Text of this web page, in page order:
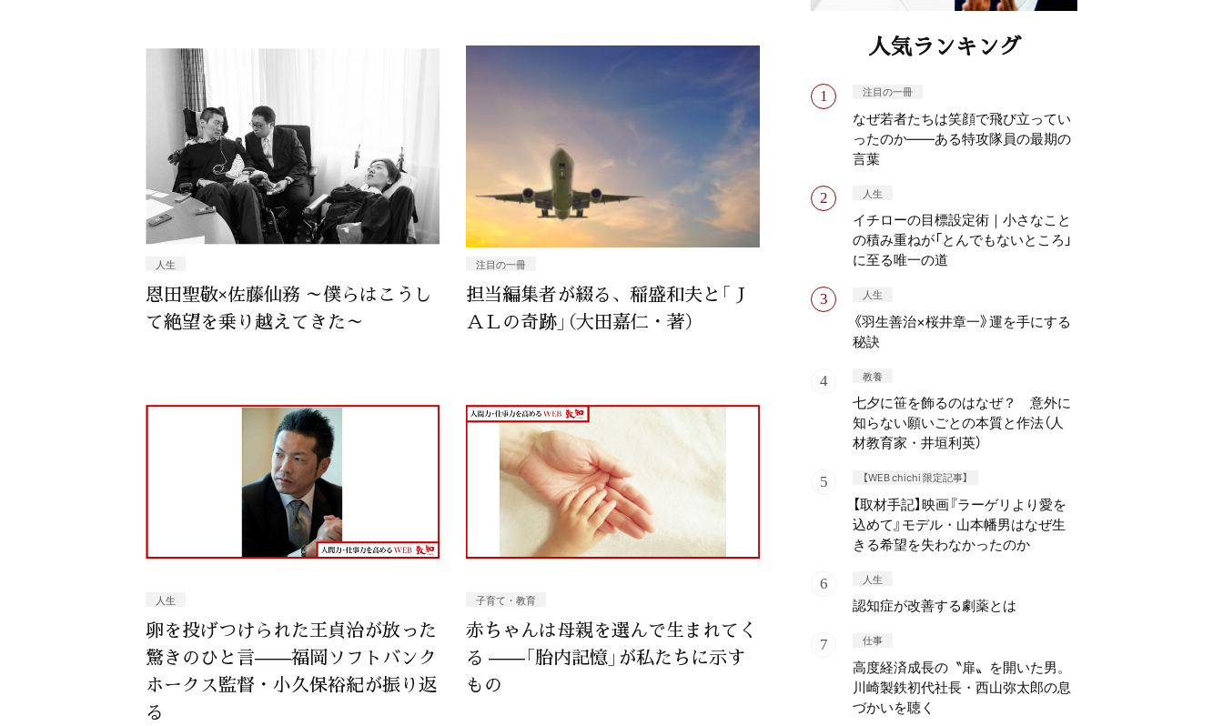
人生
恩田聖敬×佐藤仙務 ～僕らはこうし
て絶望を乗り越えてきた～
注目の一冊
担当編集者が綴る、稲盛和夫と「Ｊ
ＡＬの奇跡」（大田嘉仁・著）
人生
卵を投げつけられた王貞治が放った
驚きのひと言——福岡ソフトバンク
ホークス監督・小久保裕紀が振り返
る
子育て・教育
赤ちゃんは母親を選んで生まれてく
る ——「胎内記憶」が私たちに示す
もの
人気ランキング
注目の一冊
なぜ若者たちは笑顔で飛び立ってい
ったのか——ある特攻隊員の最期の
言葉
人生
イチローの目標設定術｜小さなこと
の積み重ねが「とんでもないところ」
に至る唯一の道
人生
《羽生善治×桜井章一》運を手にする
秘訣
教養
七夕に笹を飾るのはなぜ？ 意外に
知らない願いごとの本質と作法（人
材教育家・井垣利英）
【WEB chichi 限定記事】
【取材手記】映画『ラーゲリより愛を
込めて』モデル・山本幡男はなぜ生
きる希望を失わなかったのか
人生
認知症が改善する劇薬とは
仕事
高度経済成長の〝扉〟を開いた男。
川崎製鉄初代社長・西山弥太郎の息
づかいを聴く